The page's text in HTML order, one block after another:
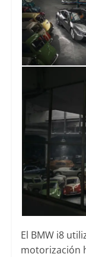
El BMW i8
motorización